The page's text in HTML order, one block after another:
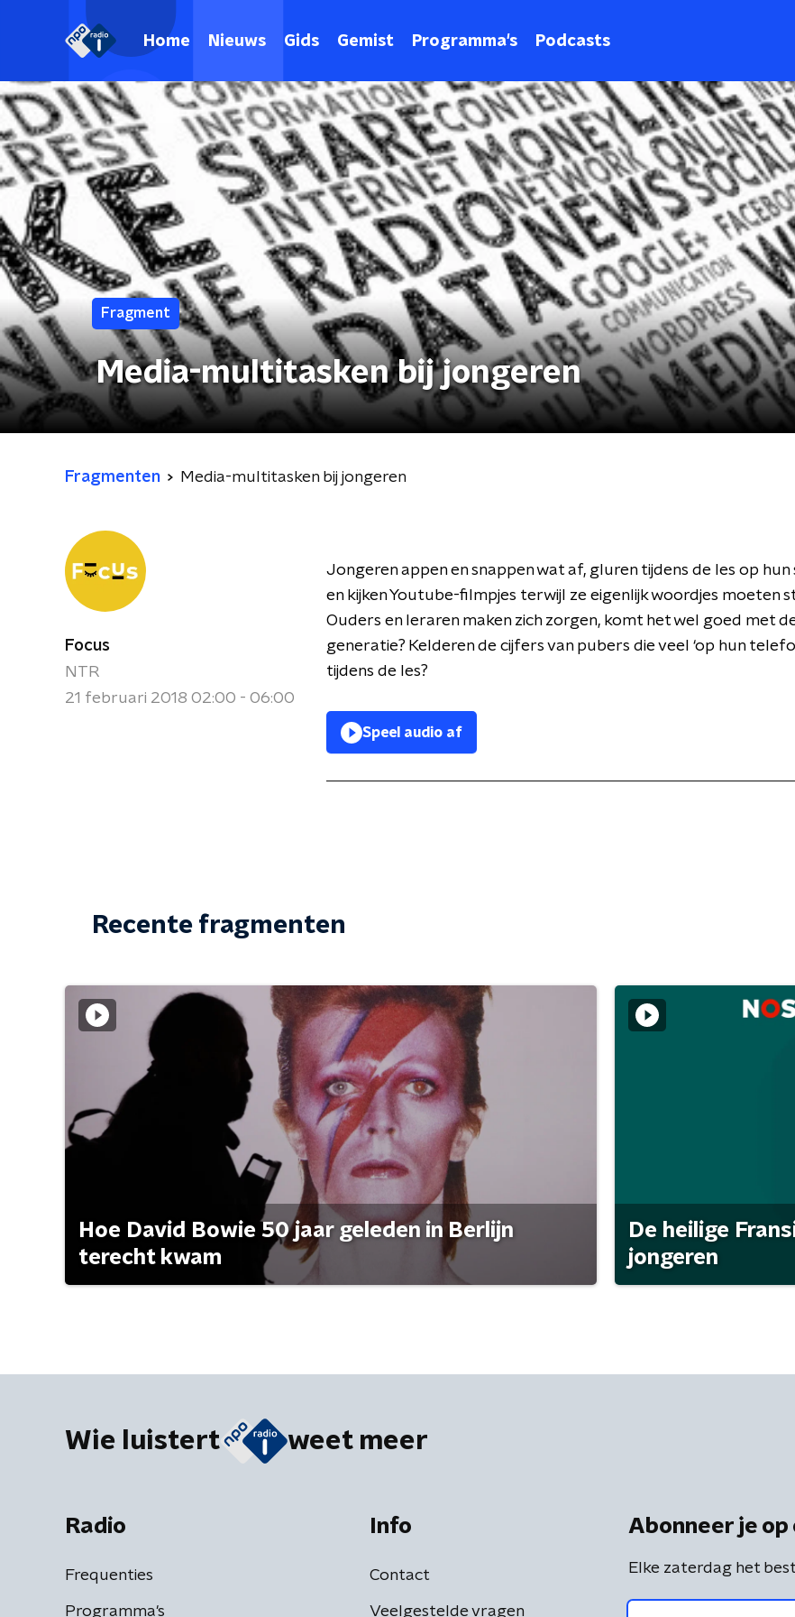
Home Nieuws Gids Gemist Programma's Podcasts
Fragment
Media-multitasken bij jongeren
Fragmenten Media-multitasken bij jongeren
Focus
NTR
21 februari 2018 02:00 - 06:00
Jongeren appen en snappen wat af, gluren tijdens de les op
en kijken Youtube-filmpjes terwijl ze eigenlijk woordjes moeten
Ouders en leraren maken zich zorgen, komt het wel goed met
generatie? Kelderen de cijfers van pubers die veel ‘op hun
tijdens de les?
Speel audio af
Recente fragmenten
Hoe David Bowie 50 jaar geleden in Berlijn
terecht kwam
De heilige
jongeren
Wie luistert weet meer
Radio
Frequenties
Programma's
Info
Contact
Veelgestelde vragen
Abonneer je
Elke zaterdag het